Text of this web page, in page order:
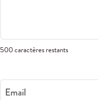
500 caractères restants
Email